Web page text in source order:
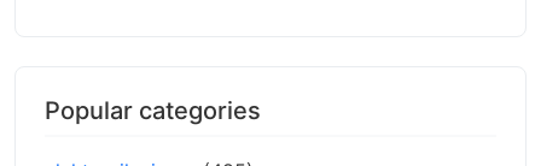
Popular categories